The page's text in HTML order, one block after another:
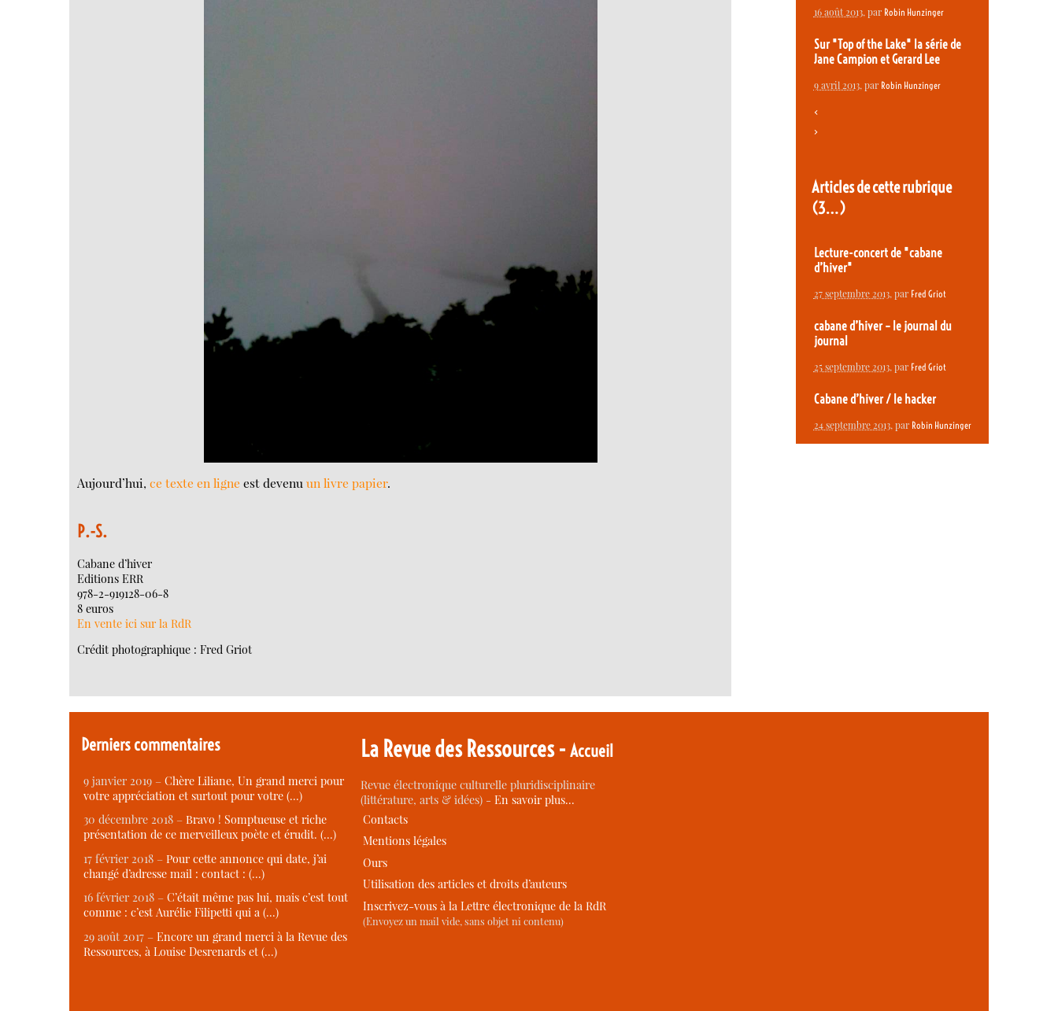
Aujourd’hui,ce texte en ligne est devenuun livre papier.
P.-S.
Cabane d’hiver
Editions ERR
978-2-919128-06-8
8 euros
En vente ici sur la RdR
Crédit photographique : Fred Griot
16 août 2013, par Robin Hunzinger
Sur "Top of the Lake" la série de
Jane Campion et Gerard Lee
9 avril 2013, par Robin Hunzinger
<
>
Articles de cette rubrique
(3…)
Lecture-concert de "cabane
d’hiver"
27 septembre 2013, par Fred Griot
cabane d’hiver – le journal du
journal
25 septembre 2013, par Fred Griot
Cabane d’hiver / le hacker
24 septembre 2013, par Robin Hunzinger
Derniers commentaires
9 janvier 2019 – Chère Liliane, Un grand merci pour
votre appréciation et surtout pour votre (…)
30 décembre 2018 – Bravo ! Somptueuse et riche
présentation de ce merveilleux poète et érudit. (…)
17 février 2018 – Pour cette annonce qui date, j’ai
changé d’adresse mail : contact : (…)
16 février 2018 – C’était même pas lui, mais c’est tout
comme : c’est Aurélie Filipetti qui a (…)
29 août 2017 – Encore un grand merci à la Revue des
Ressources, à Louise Desrenards et (…)
La Revue des Ressources -Accueil
Revue électronique culturelle pluridisciplinaire
(littérature, arts & idées) -En savoir plus…
Contacts
Mentions légales
Ours
Utilisation des articles et droits d’auteurs
Inscrivez-vous à la Lettre électronique de la RdR
(Envoyez un mail vide, sans objet ni contenu)